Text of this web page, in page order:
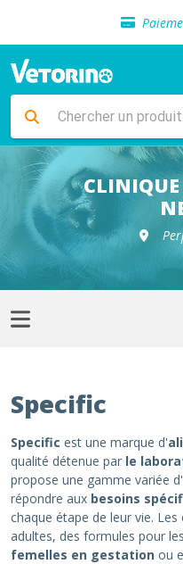
Livraison
Sélection de
Livraison
Retour
Sélection
Specific
Specific est une marque d'
qualité détenue par le
propose une gamme variée d'
répondre aux besoins
chaque étape de leur vie.
adultes, des formules pour les
femelles en gestation ou